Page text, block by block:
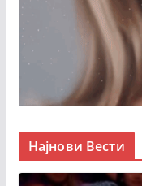
Најнови Вести